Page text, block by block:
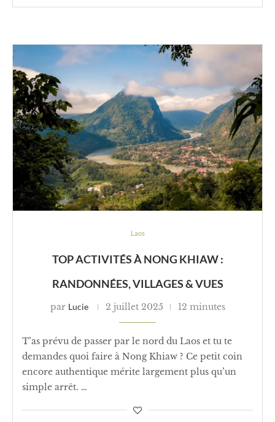
Laos
TOP ACTIVITÉS À NONG KHIAW :
RANDONNÉES, VILLAGES & VUES
par Lucie 2 juillet 2025 12 minutes
T’as prévu de passer par le nord du Laos et tu te
demandes quoi faire à Nong Khiaw ? Ce petit coin
encore authentique mérite largement plus qu’un
simple arrêt. …